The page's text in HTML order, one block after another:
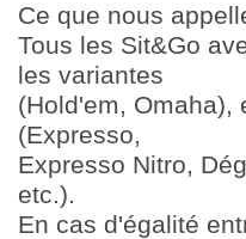
Ce que nous
Tous les Sit&Go
les variantes
(Hold'em, Omaha),
(Expresso,
Expresso Nitro,
etc.).
En cas d'égalité